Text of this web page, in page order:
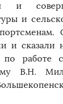
и
и
и сказали
по работе
В.Н.